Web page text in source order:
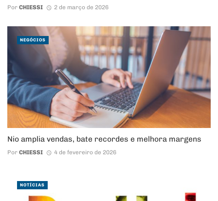
Por CHIESSI 2 de março de 2026
Nio amplia vendas, bate recordes e melhora margens
Por CHIESSI 4 de fevereiro de 2026
NEGÓCIOS
NOTÍCIAS